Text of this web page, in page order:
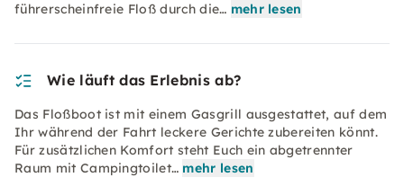
führerscheinfreie Floß durch die… mehr lesen
Wie läuft das Erlebnis ab?
Das Floßboot ist mit einem Gasgrill ausgestattet, auf dem
Ihr während der Fahrt leckere Gerichte zubereiten könnt.
Für zusätzlichen Komfort steht Euch ein abgetrennter
Raum mit Campingtoilet… mehr lesen